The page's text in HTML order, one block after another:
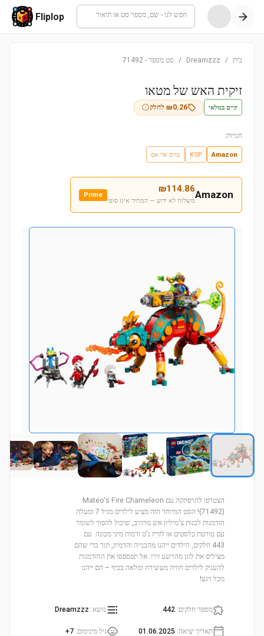
חפש לגו - שם, מספר סט או תיאור Fliplop
בית /
Dreamzzz
/ סט מספר -
71492
זיקית האש של מטאו
קיים במלאי ₪0.26 לחלק
חנויות:
Amazon
KSP טויס אר אס
Amazon
₪114.86
משלוח לא ידוע — המחיר אינו סופי
Prime
הצטרפו להרפתקה עם Mateo's Fire Chameleon
(71492)! הסט המיוחד הזה מציע לילדים מגיל 7 ומעלה
הזדמנות לבנות צ'מיליון אש מרהיב, שיכול להפוך לשומר
עם טורטת בלסטים או לזריז ג'ט ודמות מיני מכונה. עם
443 חלקים, הילדים ייהנו מהבנייה והדמיון, תוך כדי שהם
מצילים את לוגן מהרשע זירו. אל תפספסו את ההזדמנות
להעניק לילדים חוויה מעשירה ומלאה בכיף – הם ייהנו
מכל רגע!
מספר חלקים:
442 נושא:
Dreamzzz
תאריך יציאה:
01.06.2025 גיל מינימום:
7+